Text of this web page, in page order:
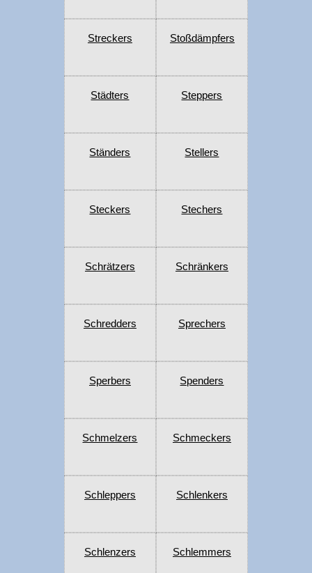
Streckers Stoßdämpfers
Städters Steppers
Ständers Stellers
Steckers Stechers
Schrätzers Schränkers
Schredders Sprechers
Sperbers Spenders
Schmelzers Schmeckers
Schleppers Schlenkers
Schlenzers Schlemmers